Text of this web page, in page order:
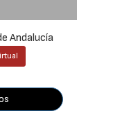
Andalucía